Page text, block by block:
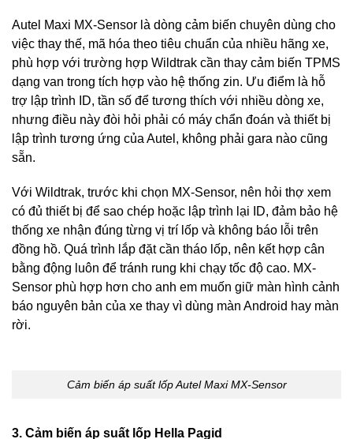
Autel Maxi MX-Sensor là dòng cảm biến chuyên dùng cho
việc thay thế, mã hóa theo tiêu chuẩn của nhiều hãng xe,
phù hợp với trường hợp Wildtrak cần thay cảm biến TPMS
dạng van trong tích hợp vào hệ thống zin. Ưu điểm là hỗ
trợ lập trình ID, tần số để tương thích với nhiều dòng xe,
nhưng điều này đòi hỏi phải có máy chẩn đoán và thiết bị
lập trình tương ứng của Autel, không phải gara nào cũng
sẵn.
Với Wildtrak, trước khi chọn MX-Sensor, nên hỏi thợ xem
có đủ thiết bị để sao chép hoặc lập trình lại ID, đảm bảo hệ
thống xe nhận đúng từng vị trí lốp và không báo lỗi trên
đồng hồ. Quá trình lắp đặt cần tháo lốp, nên kết hợp cân
bằng động luôn để tránh rung khi chạy tốc độ cao. MX-
Sensor phù hợp hơn cho anh em muốn giữ màn hình cảnh
báo nguyên bản của xe thay vì dùng màn Android hay màn
rời.
Cảm biến áp suất lốp Autel Maxi MX-Sensor
3. Cảm biến áp suất lốp Hella Pagid